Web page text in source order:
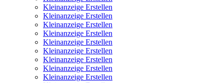
Kleinanzeige Erstellen
Kleinanzeige Erstellen
Kleinanzeige Erstellen
Kleinanzeige Erstellen
Kleinanzeige Erstellen
Kleinanzeige Erstellen
Kleinanzeige Erstellen
Kleinanzeige Erstellen
Kleinanzeige Erstellen